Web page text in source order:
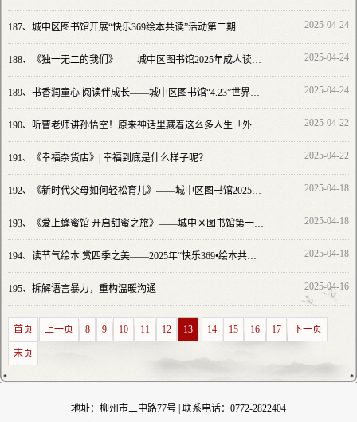
187、 城中区图书馆开展“快乐369绘本共读”活动第二期 2025-04-24
188、 《独一无二的我们》——城中区图书馆2025年成人读书沙龙活动 2025-04-24
189、 书香润童心 阅读伴成长——城中区图书馆“4.23”世界读书日启动仪式 2025-04-24
190、 听曹老师讲孙悟空！原来神话里藏着这么多人生「外挂」 2025-04-22
191、 《幸福杂货店》| 幸福到底是什么样子呢？ 2025-04-22
192、 《新时代父母如何轻松育儿》——城中区图书馆2025年家庭教育公益讲座活动 2025-04-18
193、 《爱上蜂蜜馆 开启甜蜜之旅》——城中区图书馆第一期文旅讲堂 2025-04-18
194、 读节气绘本 赏四季之美——2025年“快乐369•绘本共读”活动第一期 2025-04-18
195、 拆解语言暴力，重构温暖沟通 2025-04-16
首页 上一页 8 9 10 11 12 13 14 15 16 17 下一页
末页
地址：柳州市三中路77号 | 联系电话：0772-2822404